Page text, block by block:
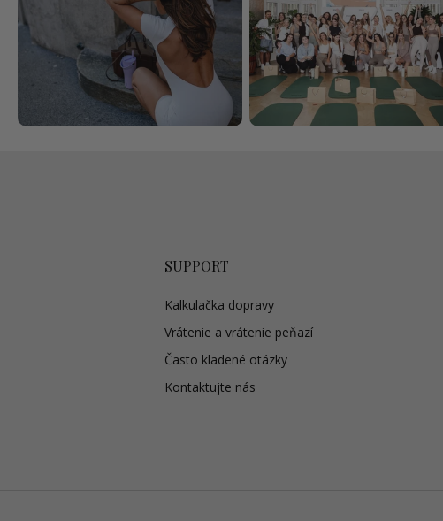
SUPPORT
Kalkulačka dopravy
Vrátenie a vrátenie peňazí
Často kladené otázky
Kontaktujte nás